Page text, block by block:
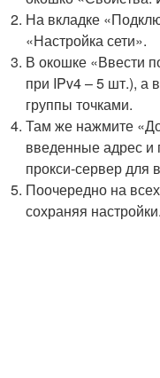
На вкладке
«Настройка сети».
В окошке «Ввести
при IPv4 – 5 шт.), а
группы точками.
Там же нажмите
введенные адрес и
прокси-сервер для
Поочередно на
сохраняя настройки.